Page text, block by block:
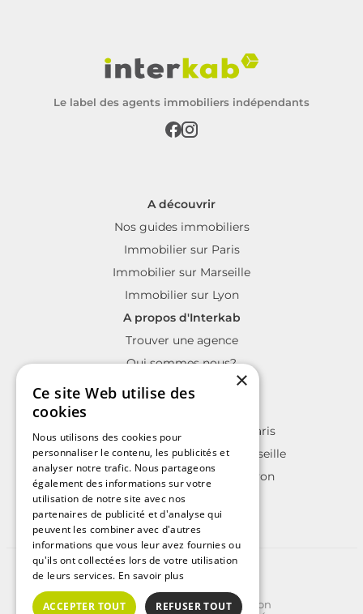
Le label des agents immobiliers indépendants
A découvrir
Nos guides immobiliers
Immobilier sur Paris
Immobilier sur Marseille
Immobilier sur Lyon
A propos d'Interkab
Trouver une agence
Qui sommes nous?
La charte Interkab
Annonces immobilières sur Paris
Annonces immobilières sur Marseille
Annonces immobilières sur Lyon
©2025 | Tous droits réservés
Plan du site
Conditions Générales d'Utilisation
×
Ce site Web utilise des
cookies
Nous utilisons des cookies pour
personnaliser le contenu, les publicités et
analyser notre trafic. Nous partageons
également des informations sur votre
utilisation de notre site avec nos
partenaires de publicité et d'analyse qui
peuvent les combiner avec d'autres
informations que vous leur avez fournies ou
qu'ils ont collectées lors de votre utilisation
de leurs services. En savoir plus
ACCEPTER TOUT REFUSER TOUT